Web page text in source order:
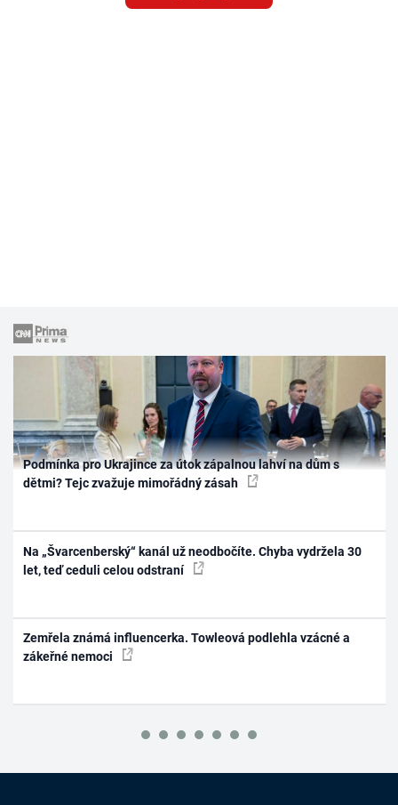
Podmínka pro Ukrajince za útok zápalnou lahví na dům s
dětmi? Tejc zvažuje mimořádný zásah
Na „Švarcenberský“ kanál už neodbočíte. Chyba vydržela 30
let, teď ceduli celou odstraní
Zemřela známá influencerka. Towleová podlehla vzácné a
zákeřné nemoci